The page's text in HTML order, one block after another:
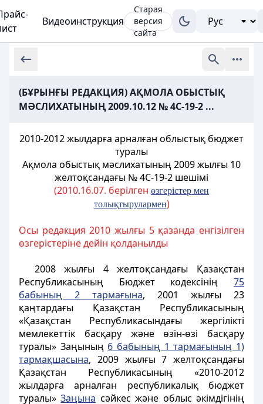
Видеоинструкция
Старая
версия
сайта
(БҰРЫНҒЫ РЕДАКЦИЯ) АҚМОЛА ОБЫСТЫҚ
МӘСЛИХАТЫНЫҢ 2009.10.12 № 4C-19-2 ...
2010-2012 жылдарға арналған облыстық бюджет
туралы
Ақмола обыстық мәслихатының 2009 жылғы 10
желтоқсандағы № 4C-19-2 шешімі
(2010.16.07. берілген өзгерістер мен
толықтырулармен)
Осы редакция 2010 жылғы 5 қазанда енгізілген
өзгерістеріне дейін қолданылды
2008 жылғы 4 желтоқсандағы Қазақстан
Республикасының Бюджет кодексінің 75
бабының 2 тармағына, 2001 жылғы 23
қаңтардағы Қазақстан Республикасының
«Қазақстан Республикасындағы жергілікті
мемлекеттік басқару және өзін-өзі басқару
туралы» Заңының 6 бабының 1 тармағының 1)
тармақшасына, 2009 жылғы 7 желтоқсандағы
Қазақстан Республикасының «2010-2012
жылдарға арналған республикалық бюджет
туралы»Заңына сәйкес және облыс әкімдігінің